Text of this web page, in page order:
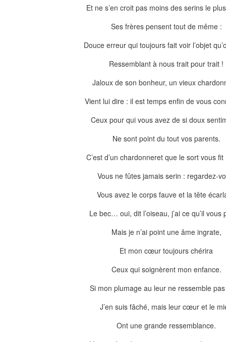
Et ne s’en croit pas moins des serins le
Ses frères pensent tout de même :
Douce erreur qui toujours fait voir l’objet
Ressemblant à nous trait pour trait !
Jaloux de son bonheur, un vieux
Vient lui dire : il est temps enfin de vous
Ceux pour qui vous avez de si doux
Ne sont point du tout vos parents.
C’est d’un chardonneret que le sort vous
Vous ne fûtes jamais serin : regardez-
Vous avez le corps fauve et la tête
Le bec… oui, dit l’oiseau, j’ai ce qu’il vous
Mais je n’ai point une âme ingrate,
Et mon cœur toujours chérira
Ceux qui soignèrent mon enfance.
Si mon plumage au leur ne ressemble
J’en suis fâché, mais leur cœur et le
Ont une grande ressemblance.